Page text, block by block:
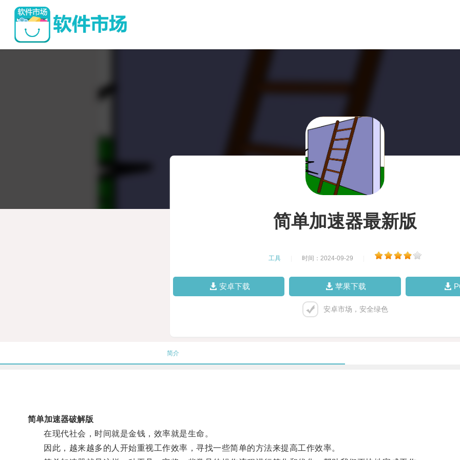
简单加速器最新版
工具 时间：2024-09-29
安卓下载 苹果下载
安卓市场，安全绿色
简介
简单加速器破解版
在现代社会，时间就是金钱，效率就是生命。
因此，越来越多的人开始重视工作效率，寻找一些简单的方法来提高工作效率。